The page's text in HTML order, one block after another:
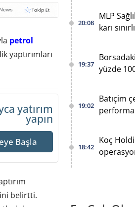
petrol
yaptırımları
yatırım
yapın
Başla
belirtti.
20:08
MLP
karı
19:37 yüzde
19:02
Batıçim
18:42
Koç